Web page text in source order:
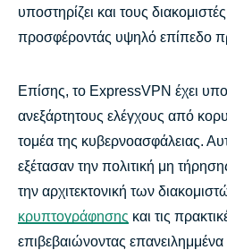
υποστηρίζει και τους
προσφέροντάς υψηλό επίπεδο
Επίσης, το ExpressVPN έχει
ανεξάρτητους ελέγχους από
τομέα της κυβερνοασφάλειας.
εξέτασαν την πολιτική μη
την αρχιτεκτονική των
κρυπτογράφησης και τις
επιβεβαιώνοντας